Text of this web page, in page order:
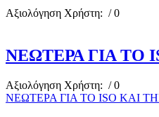
Αξιολόγηση Χρήστη: / 0
ΝΕΩΤΕΡΑ ΓΙΑ ΤΟ
Αξιολόγηση Χρήστη: / 0
ΝΕΩΤΕΡΑ ΓΙΑ ΤΟ ISO ΚΑΙ